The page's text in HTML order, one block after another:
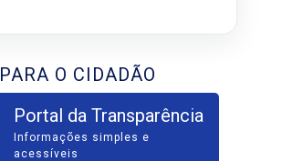
PARA O CIDADÃO
Portal da Transparência
Informações simples e
acessíveis